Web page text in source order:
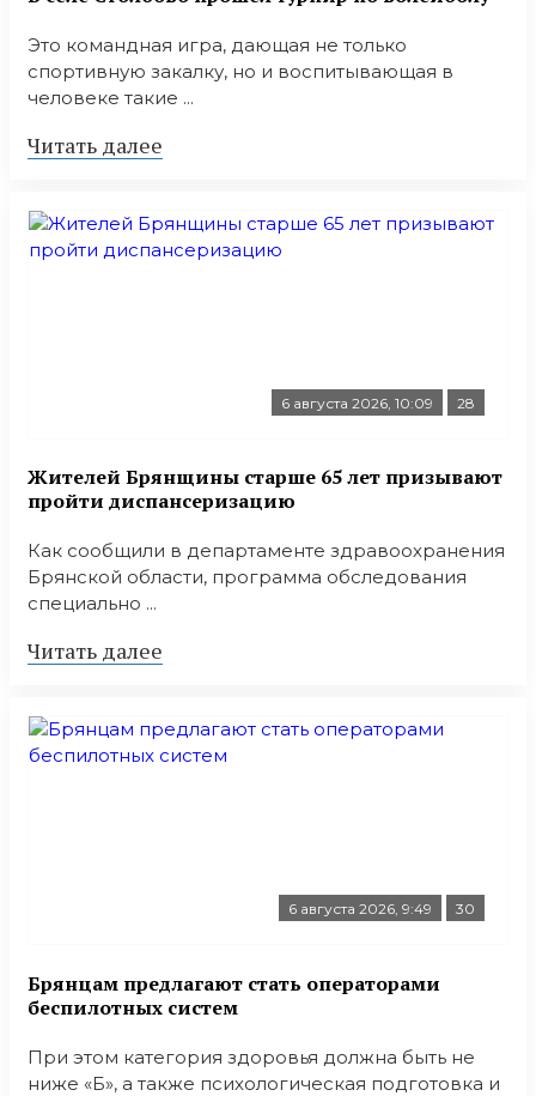
Это командная игра, дающая не только
спортивную закалку, но и воспитывающая в
человеке такие ...
Читать далее
6 августа 2026, 10:09 28
Жителей Брянщины старше 65 лет призывают
пройти диспансеризацию
Как сообщили в департаменте здравоохранения
Брянской области, программа обследования
специально ...
Читать далее
6 августа 2026, 9:49 30
Брянцам предлагают стать оперaторами
бeспилотных систeм
При этом категория здоровья должна быть не
ниже «Б», а также психологическая подготовка и